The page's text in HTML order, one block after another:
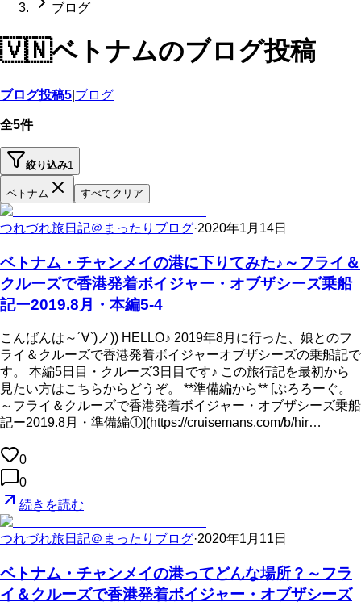
ブログ
🇻🇳ベトナムのブログ投稿
ブログ投稿5 ブログ
全5件
絞り込み1
ベトナム すべてクリア
つれづれ旅日記＠まったりブログ·2020年1月14日
ベトナム・チャンメイの港に下りてみた♪～フライ＆
クルーズで香港発着ボイジャー・オブザシーズ乗船
記ー2019.8月・本編5-4
こんばんは～´∀`)ノ)) HELLO♪ 2019年8月に行った、娘とのフ
ライ＆クルーズで香港発着ボイジャーオブザシーズの乗船記で
す。 本編5日目・クルーズ3日目です♪ この旅行記を最初から
見たい方はこちらからどうぞ。 **準備編から** [ぷろろーぐ。
～フライ＆クルーズで香港発着ボイジャー・オブザシーズ乗船
記ー2019.8月・準備編①](https://cruisemans.com/b/hir…
0
0
続きを読む
つれづれ旅日記＠まったりブログ·2020年1月11日
ベトナム・チャンメイの港ってどんな場所？～フラ
イ＆クルーズで香港発着ボイジャー・オブザシーズ